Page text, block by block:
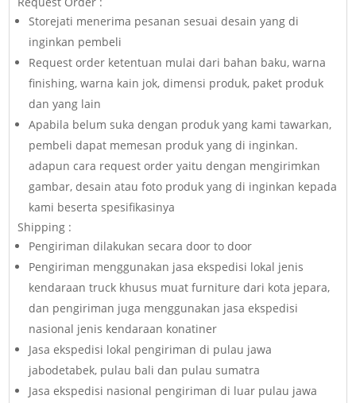
Storejati menerima pesanan sesuai desain yang di
inginkan pembeli
Request order ketentuan mulai dari bahan baku, warna
finishing, warna kain jok, dimensi produk, paket produk
dan yang lain
Apabila belum suka dengan produk yang kami tawarkan,
pembeli dapat memesan produk yang di inginkan.
adapun cara request order yaitu dengan mengirimkan
gambar, desain atau foto produk yang di inginkan kepada
kami beserta spesifikasinya
Shipping :
Pengiriman dilakukan secara door to door
Pengiriman menggunakan jasa ekspedisi lokal jenis
kendaraan truck khusus muat furniture dari kota jepara,
dan pengiriman juga menggunakan jasa ekspedisi
nasional jenis kendaraan konatiner
Jasa ekspedisi lokal pengiriman di pulau jawa
jabodetabek, pulau bali dan pulau sumatra
Jasa ekspedisi nasional pengiriman di luar pulau jawa